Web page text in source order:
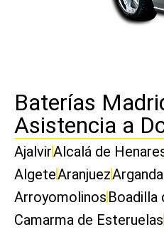
Baterías
Asistencia a
AjalvirAlcalá de
AlgeteAranjuez
Arroyomolinos Boadilla
Camarma de Esteruelas